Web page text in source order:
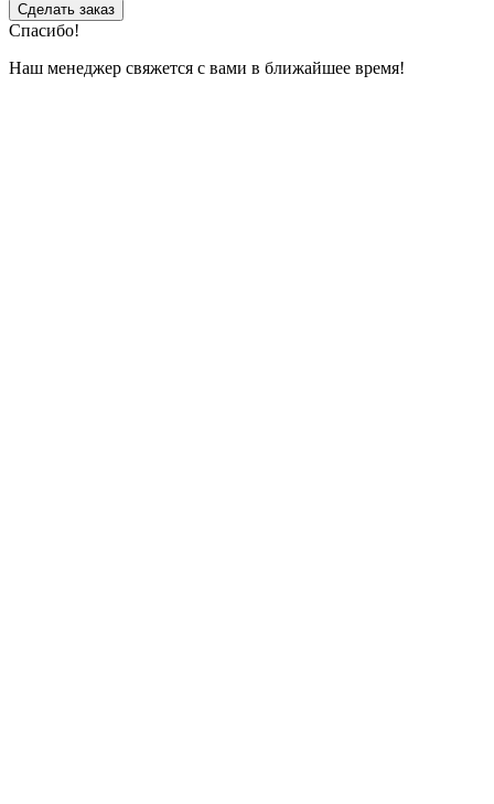
Сделать заказ
Спасибо!
Наш менеджер свяжется с вами в ближайшее время!